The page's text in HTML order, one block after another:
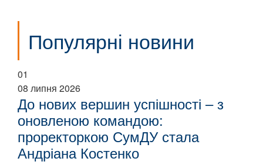
Популярні новини
01
08 липня 2026
До нових вершин успішності – з
оновленою командою:
проректоркою СумДУ стала
Андріана Костенко